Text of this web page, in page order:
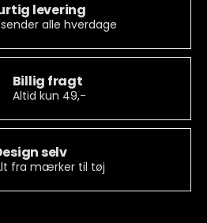
levering
alle hverdage
Billig fragt
Altid kun 49,-
selv
fra mærker til tøj